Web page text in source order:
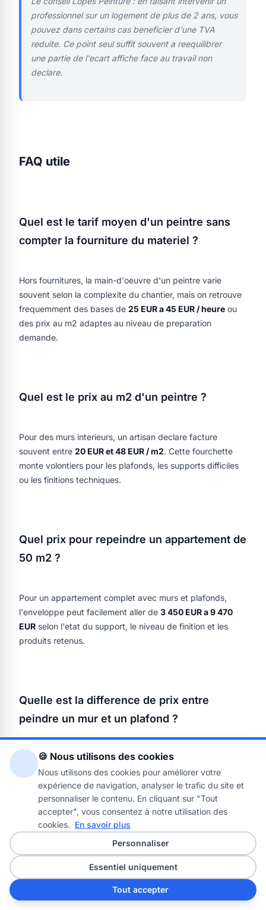
professionnel sur un logement de plus de 2 ans, vous
pouvez dans certains cas beneficier d'une TVA
reduite. Ce point seul suffit souvent a reequilibrer
une partie de l'ecart affiche face au travail non
declare.
FAQ utile
Quel est le tarif moyen d'un peintre sans
compter la fourniture du materiel ?
Hors fournitures, la main-d'oeuvre d'un peintre varie
souvent selon la complexite du chantier, mais on retrouve
frequemment des bases de 25 EUR a 45 EUR / heure ou
des prix au m2 adaptes au niveau de preparation
demande.
Quel est le prix au m2 d'un peintre ?
Pour des murs interieurs, un artisan declare facture
souvent entre 20 EUR et 48 EUR / m2. Cette fourchette
monte volontiers pour les plafonds, les supports difficiles
ou les finitions techniques.
Quel prix pour repeindre un appartement de
50 m2 ?
Pour un appartement complet avec murs et plafonds,
l'enveloppe peut facilement aller de 3 450 EUR a 9 470
EUR selon l'etat du support, le niveau de finition et les
produits retenus.
Quelle est la difference de prix entre
peindre un mur et un plafond ?
Un plafond est generalement plus cher au m2 qu'un mur,
car la posture est moins confortable, les traces sont plus
visibles et la finition demande plus de regularite.
Est-il obligatoire d'appliquer deux couches
🍪 Nous utilisons des cookies
Nous utilisons des cookies pour améliorer votre
expérience de navigation, analyser le trafic du site et
personnaliser le contenu. En cliquant sur "Tout
accepter", vous consentez à notre utilisation des
cookies. En savoir plus
Personnaliser
Essentiel uniquement
Tout accepter